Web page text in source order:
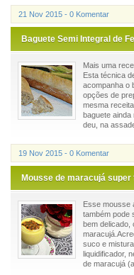
21 Nov 2015 - 0 Komentar
Baguete Semi Integral de
Mais uma
Esta técnica
acompanha o
opções de
mesma
baguete
deu, na
19 Nov 2015 - 0 Komentar
Mousse de maracujá
Esse mousse
também pode
bem delicado,
suco e
liquidificador,
de maracujá